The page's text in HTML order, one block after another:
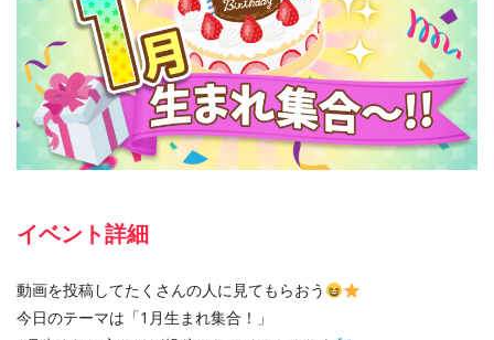
イベント詳細
動画を投稿してたくさんの人に見てもらおう
今日のテーマは「1月生まれ集合！」